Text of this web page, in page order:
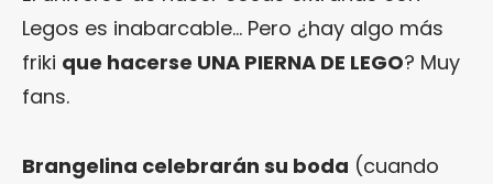
Legos es inabarcable… Pero ¿hay algo más
friki que hacerse UNA PIERNA DE LEGO? Muy
fans.
Brangelina celebrarán su boda (cuando